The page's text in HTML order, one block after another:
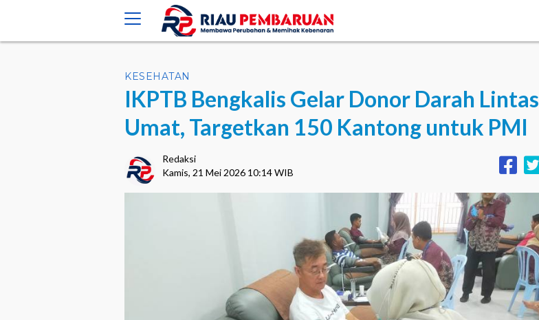
KESEHATAN
IKPTB Bengkalis Gelar Donor Darah Lintas
Umat, Targetkan 150 Kantong untuk PMI
Redaksi
Kamis, 21 Mei 2026 10:14 WIB